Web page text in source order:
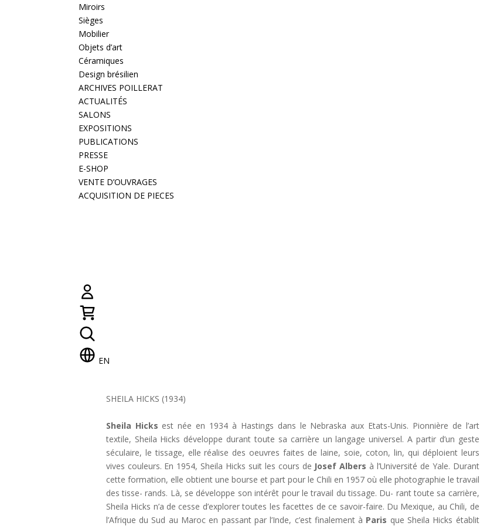
Miroirs
Sièges
Mobilier
Objets d’art
Céramiques
Design brésilien
ARCHIVES POILLERAT
ACTUALITÉS
SALONS
EXPOSITIONS
PUBLICATIONS
PRESSE
E-SHOP
VENTE D’OUVRAGES
ACQUISITION DE PIECES
EN
SHEILA HICKS (1934)
Sheila Hicks est née en 1934 à Hastings dans le Nebraska aux Etats-Unis. Pionnière de l’art
textile, Sheila Hicks développe durant toute sa carrière un langage universel. A partir d’un geste
séculaire, le tissage, elle réalise des oeuvres faites de laine, soie, coton, lin, qui déploient leurs
vives couleurs. En 1954, Sheila Hicks suit les cours de Josef Albers à l’Université de Yale. Durant
cette formation, elle obtient une bourse et part pour le Chili en 1957 où elle photographie le travail
des tisse- rands. Là, se développe son intérêt pour le travail du tissage. Du- rant toute sa carrière,
Sheila Hicks n’a de cesse d’explorer toutes les facettes de ce savoir-faire. Du Mexique, au Chili, de
l’Afrique du Sud au Maroc en passant par l’Inde, c’est finalement à Paris que Sheila Hicks établit